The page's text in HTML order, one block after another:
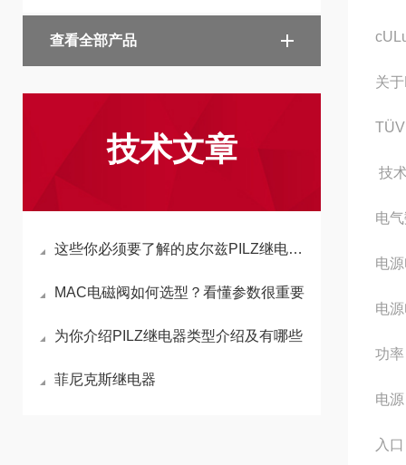
查看全部产品
技术文章
这些你必须要了解的皮尔兹PILZ继电器的常见故障处理
MAC电磁阀如何选型？看懂参数很重要
为你介绍PILZ继电器类型介绍及有哪些
菲尼克斯继电器
关
TÜV
技
电
电
电
功
电
入口